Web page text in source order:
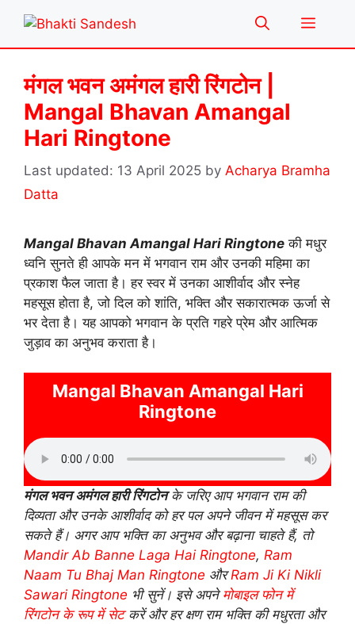
content
Menu
मंगल भवन अमंगल हारी रिंगटोन |
Mangal Bhavan Amangal
Hari Ringtone
13 April 2025 by Acharya Bramha
Datta
Mangal Bhavan Amangal Hari Ringtone की मधुर
ध्वनि सुनते ही आपके मन में भगवान राम और उनकी महिमा का
प्रकाश फैल जाता है। हर स्वर में उनका आशीर्वाद और स्नेह
महसूस होता है, जो दिल को शांति, भक्ति और सकारात्मक ऊर्जा से
भर देता है। यह आपको भगवान के प्रति गहरे प्रेम और आत्मिक
जुड़ाव का अनुभव कराता है।
Mangal Bhavan Amangal Hari
Ringtone
मंगल भवन अमंगल हारी रिंगटोनके जरिए आप भगवान राम की
दिव्यता और उनके आशीर्वाद को हर पल अपने जीवन में महसूस कर
सकते हैं। अगर आप भक्ति का अनुभव और बढ़ाना चाहते हैं, तो
Mandir Ab Banne Laga Hai Ringtone, Ram
Naam Tu Bhaj Man Ringtone औरRam Ji Ki Nikli
Sawari Ringtone भी सुनें। इसे अपनेमोबाइल फोन में
रिंगटोन के रूप में सेटकरें और हर क्षण राम भक्ति की मधुरता और